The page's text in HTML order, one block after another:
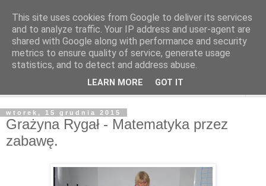
wtorek, 15 grudnia 2015
Grażyna Rygał - Matematyka przez
zabawę.
This site uses cookies from Google to deliver its services
and to analyze traffic. Your IP address and user-agent are
shared with Google along with performance and security
metrics to ensure quality of service, generate usage
statistics, and to detect and address abuse.
LEARN MORE GOT IT